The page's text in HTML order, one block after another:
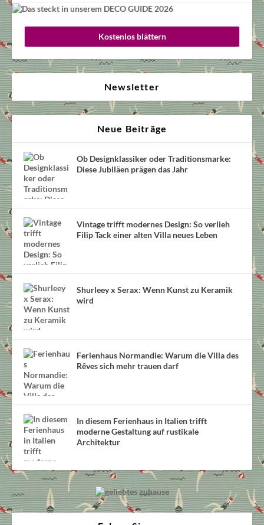
Kostenlos blättern
Newsletter
Neue Beiträge
Ob Designklassiker oder Traditionsmarke:
Diese Jubiläen prägen das Jahr
Vintage trifft modernes Design: So verlieh
Filip Tack einer alten Villa neues Leben
Shurleey x Serax: Wenn Kunst zu Keramik
wird
Ferienhaus Normandie: Warum die Villa des
Rêves sich mehr trauen darf
In diesem Ferienhaus in Italien trifft
moderne Gestaltung auf rustikale
Architektur